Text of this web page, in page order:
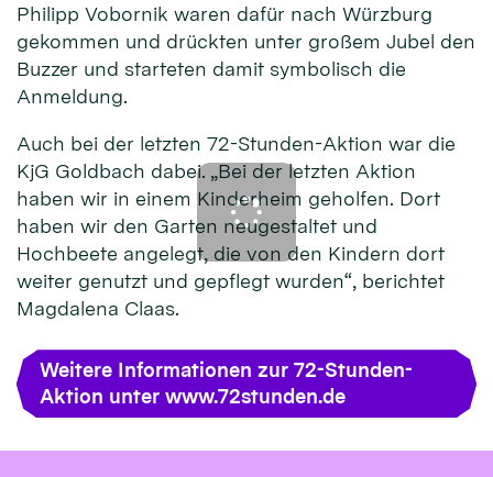
Philipp Vobornik waren dafür nach Würzburg
gekommen und drückten unter großem Jubel den
Buzzer und starteten damit symbolisch die
Anmeldung.
Auch bei der letzten 72-Stunden-Aktion war die
KjG Goldbach dabei. „Bei der letzten Aktion
haben wir in einem Kinderheim geholfen. Dort
haben wir den Garten neugestaltet und
Hochbeete angelegt, die von den Kindern dort
weiter genutzt und gepflegt wurden“, berichtet
Magdalena Claas.
Weitere Informationen zur 72-Stunden-
Aktion unter www.72stunden.de